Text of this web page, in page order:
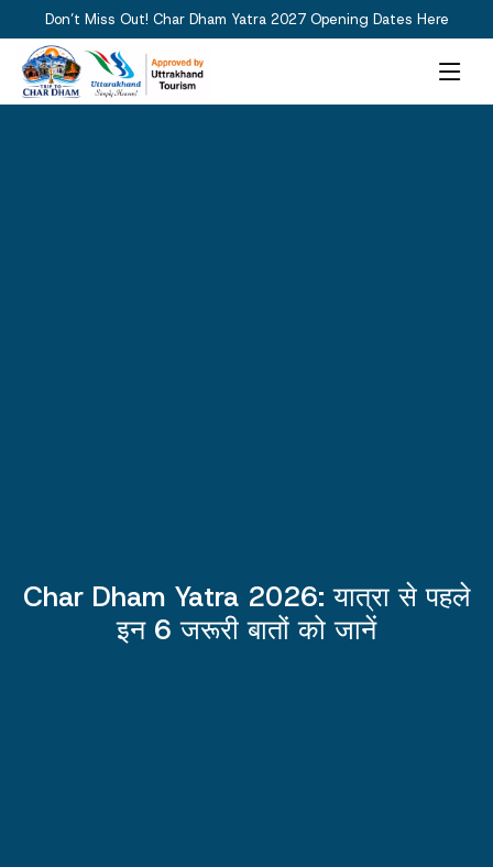
Don’t Miss Out! Char Dham Yatra 2027 Opening Dates Here
Char Dham Yatra 2026: यात्रा से पहले
इन 6 जरूरी बातों को जानें